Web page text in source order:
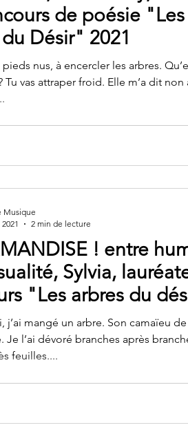
de poésie "Les
Désir" 2021
nus, à encercler les arbres.
Tu vas attraper froid. Elle m’a dit non
! entre
Sylvia,
"Les arbres du
j’ai mangé un arbre. Son camaïeu
Je l’ai dévoré branches après
feuilles....
Musique
2 min de lecture